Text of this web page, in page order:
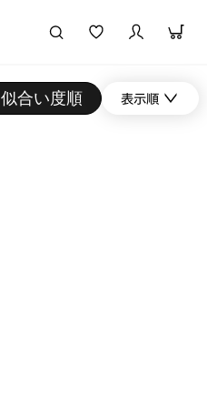
似合い度順 表示順